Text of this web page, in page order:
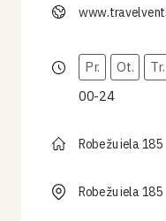
Pr. Ot. Tr.
00-24
Robežu iela 185
Robežu iela 185